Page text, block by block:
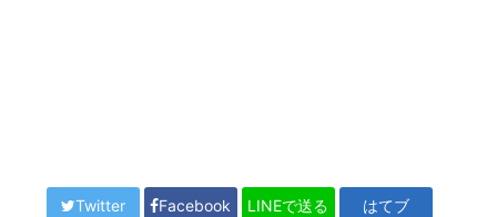
Twitter Facebook LINEで送る はてブ